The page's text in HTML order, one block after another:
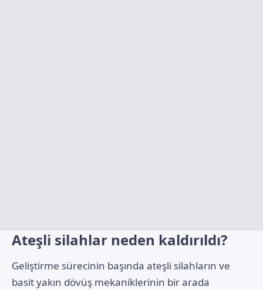
Ateşli silahlar neden kaldırıldı?
Geliştirme sürecinin başında ateşli silahların ve
basit yakın dövüş mekaniklerinin bir arada